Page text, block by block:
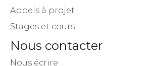
Appels à projet
Stages et cours
Nous contacter
Nous écrire